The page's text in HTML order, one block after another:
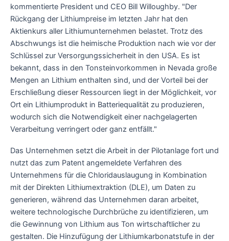
kommentierte President und CEO Bill Willoughby. "Der
Rückgang der Lithiumpreise im letzten Jahr hat den
Aktienkurs aller Lithiumunternehmen belastet. Trotz des
Abschwungs ist die heimische Produktion nach wie vor der
Schlüssel zur Versorgungssicherheit in den USA. Es ist
bekannt, dass in den Tonsteinvorkommen in Nevada große
Mengen an Lithium enthalten sind, und der Vorteil bei der
Erschließung dieser Ressourcen liegt in der Möglichkeit, vor
Ort ein Lithiumprodukt in Batteriequalität zu produzieren,
wodurch sich die Notwendigkeit einer nachgelagerten
Verarbeitung verringert oder ganz entfällt."
Das Unternehmen setzt die Arbeit in der Pilotanlage fort und
nutzt das zum Patent angemeldete Verfahren des
Unternehmens für die Chloridauslaugung in Kombination
mit der Direkten Lithiumextraktion (DLE), um Daten zu
generieren, während das Unternehmen daran arbeitet,
weitere technologische Durchbrüche zu identifizieren, um
die Gewinnung von Lithium aus Ton wirtschaftlicher zu
gestalten. Die Hinzufügung der Lithiumkarbonatstufe in der